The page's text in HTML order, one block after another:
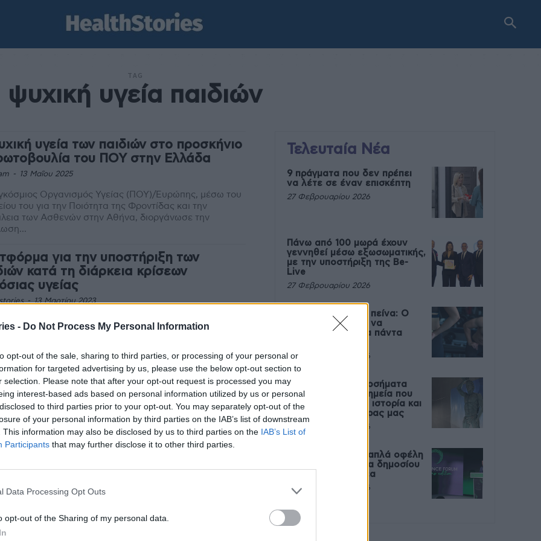
- Do Not Process My Personal Information
opt-out of the sale, sharing to third parties, or processing of your personal or
for targeted advertising by us, please use the below opt-out section to
selection. Please note that after your opt-out request is processed you may
interest-based ads based on personal information utilized by us or personal
to third parties prior to your opt-out. You may separately opt-out of the
of your personal information by third parties on the IAB’s list of downstream
This information may also be disclosed by us to third parties on the IAB’s List of
Participants that may further disclose it to other third parties.
Data Processing Opt Outs
opt-out of the Sharing of my personal data.
TAG
ψυχική υγεία παιδιών
υγεία των παιδιών στο προσκήνιο
του ΠΟΥ στην Ελλάδα
- 13 Μαΐου 2025
Οργανισμός Υγείας (ΠΟΥ)/Ευρώπης, μέσω του
του για την Ποιότητα της Φροντίδας και την
των Ασθενών στην Αθήνα, διοργάνωσε την
για την υποστήριξη των
κατά τη διάρκεια κρίσεων
υγείας
- 13 Μαρτίου 2023
μία διαδικτυακή πλατφόρμα κατάρτισης, το
ProWell βοηθάει τους εκπαιδευτικούς να
κατά τη διάρκεια...
δηλώνουν οι εκπαιδευτικοί για
ψυχική υγεία των παιδιών
- 2 Ιουνίου 2022
στην κατάρτιση τους δηλώνουν εκπαιδευτικοί
για την ψυχική υγεία των παιδιών κατά τη διάρκεια
κρίσεων δημόσιας υγείας. Αυτό είναι το βασικό εύρημα...
στην Ελλάδα δείχνει προβλήματα
Τελευταία Νέα
9 πράγματα που δεν πρέπει
να λέτε σε έναν επισκέπτη
27 Φεβρουαρίου 2026
Πάνω από 100 μωρά έχουν
γεννηθεί μέσω εξωσωματικής,
με την υποστήριξη της Be-
Live
27 Φεβρουαρίου 2026
Μεταπροπονητική πείνα: Ο
λόγος που θέλεις να
καταβροχθίσεις τα πάντα
27 Φεβρουαρίου 2026
Ωρίων – Σπάνια νοσήματα
συνδέονται με μνημεία που
διαμόρφωσαν την ιστορία και
το πνεύμα της χώρας μας
27 Φεβρουαρίου 2026
Γεωργιάδης: Πολλαπλά οφέλη
από τη συνεργασία δημοσίου
και ιδιωτικού τομέα
27 Φεβρουαρίου 2026